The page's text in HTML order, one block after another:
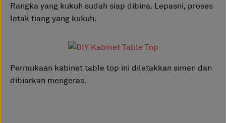
Rangka yang kukuh sudah siap dibina. Lepasni, proses
letak tiang yang kukuh.
Permukaan kabinet table top ini diletakkan simen dan
dibiarkan mengeras.